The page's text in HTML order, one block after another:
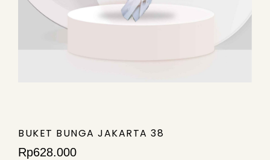
BUKET BUNGA JAKARTA 38
Rp628.000